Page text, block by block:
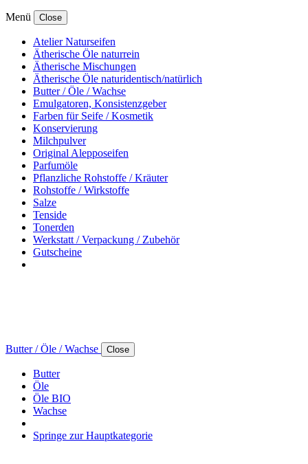
Menü Close
Atelier Naturseifen
Ätherische Öle naturrein
Ätherische Mischungen
Ätherische Öle naturidentisch/natürlich
Butter / Öle / Wachse
Emulgatoren, Konsistenzgeber
Farben für Seife / Kosmetik
Konservierung
Milchpulver
Original Alepposeifen
Parfumöle
Pflanzliche Rohstoffe / Kräuter
Rohstoffe / Wirkstoffe
Salze
Tenside
Tonerden
Werkstatt / Verpackung / Zubehör
Gutscheine
Butter / Öle / Wachse Close
Butter
Öle
Öle BIO
Wachse
Springe zur Hauptkategorie